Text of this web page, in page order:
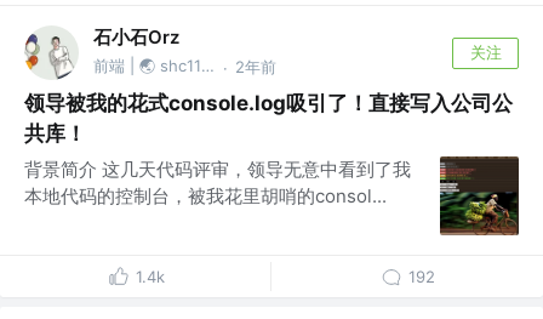
石小石Orz
前端 | 🌏 shc1139874527 · 2年前
关注
领导被我的花式console.log吸引了！直接写入公司公
共库！
背景简介 这几天代码评审，领导无意中看到了我
本地代码的控制台，被我花里胡哨的consol...
1.4k 192